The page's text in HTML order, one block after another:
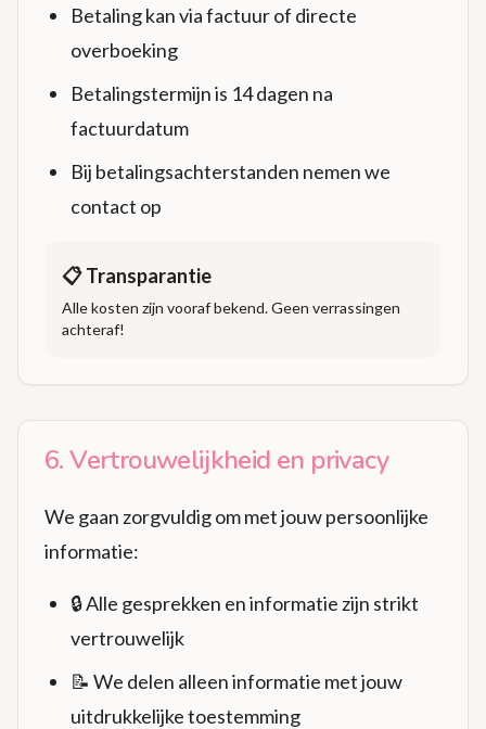
Betaling kan via factuur of directe
overboeking
Betalingstermijn is 14 dagen na
factuurdatum
Bij betalingsachterstanden nemen we
contact op
📋 Transparantie
Alle kosten zijn vooraf bekend. Geen verrassingen
achteraf!
6. Vertrouwelijkheid en privacy
We gaan zorgvuldig om met jouw persoonlijke
informatie:
🔒 Alle gesprekken en informatie zijn strikt
vertrouwelijk
📝 We delen alleen informatie met jouw
uitdrukkelijke toestemming